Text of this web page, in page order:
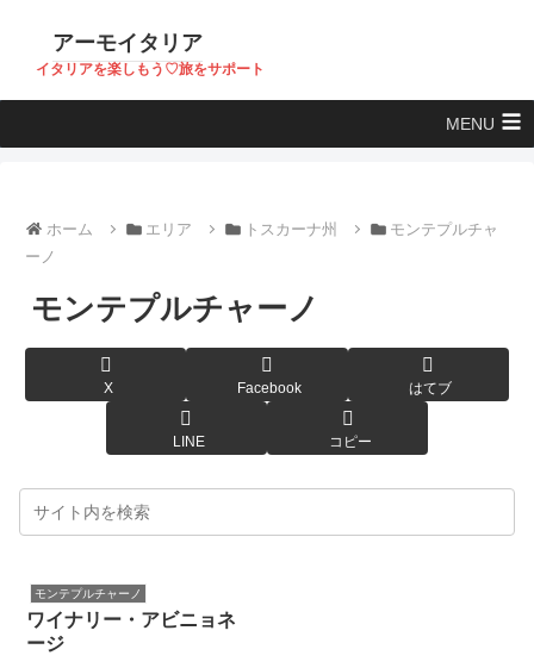
アーモイタリア
イタリアを楽しもう♡旅をサポート
MENU
ホーム エリア トスカーナ州
モンテプルチャ
ーノ
モンテプルチャーノ
X Facebook はてブ
LINE コピー
モンテプルチャーノ
ワイナリー・アビニョネ
ージ